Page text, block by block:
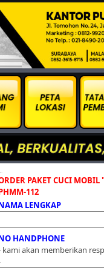
PAKET CUCI
112
LENGKAP
HANDPHONE
kami akan memberikan